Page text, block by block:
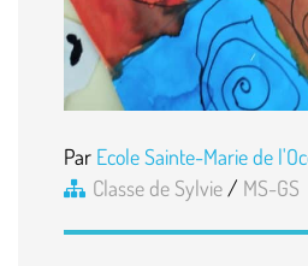
Par Ecole Sainte-Marie de
Classe de Sylvie/ MS-GS